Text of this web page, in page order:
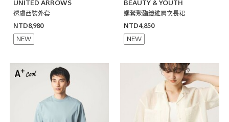
UNITED ARROWS
透膚西裝外套
NTD8,980
NEW
BEAUTY & YOUTH
嫘縈聚酯纖維層次長裙
NTD4,850
NEW